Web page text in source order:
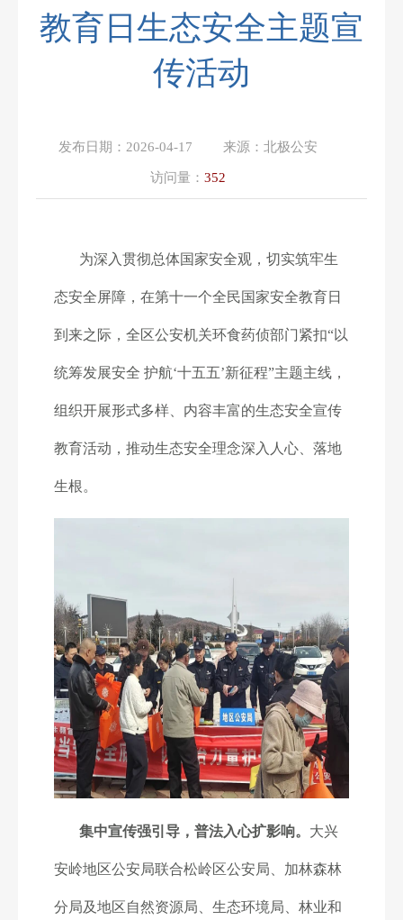
教育日生态安全主题宣
传活动
发布日期： 2026-04-17 来源： 北极公安
访问量： 352
为深入贯彻总体国家安全观，切实筑牢生
态安全屏障， 在第十一个全民国家安全教育日
到来之际，全区公安机关环食药侦部门紧扣“以
统筹发展安全 护航‘十五五’新征程”主题主线，
组织开展形式多样、内容丰富的生态安全宣传
教育活动，推动生态安全理念深入人心、落地
生根。
集中宣传强引导，普法入心扩影响。 大兴
安岭地区公安局联合松岭区公安局、加林森林
分局及地区自然资源局、生态环境局、林业和